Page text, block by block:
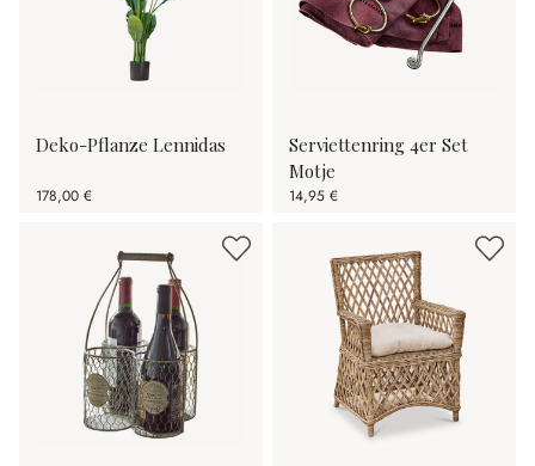
Deko-Pflanze Lennidas
178,00 €
Serviettenring 4er Set
Motje
14,95 €